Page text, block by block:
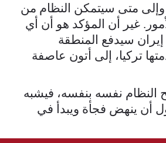
وإلى متى سيتمكن النظام من
غير أن المؤكد هو أن أي
سيدفع المنطقة
تركيا، إلى أتون عاصفة
النظام نفسه بنفسه، فيشبه
أن ينهض فجأة ويبدأ في